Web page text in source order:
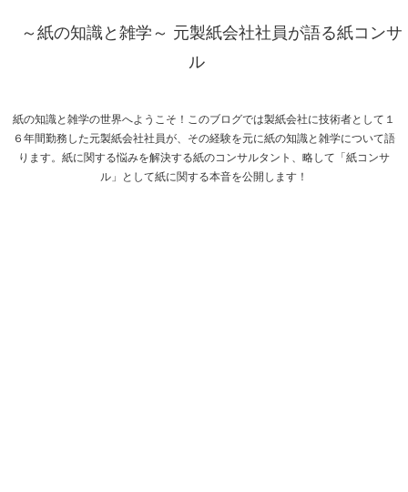
～紙の知識と雑学～ 元製紙会社社員が語る紙コンサ
ル
紙の知識と雑学の世界へようこそ！このブログでは製紙会社に技術者として１
６年間勤務した元製紙会社社員が、その経験を元に紙の知識と雑学について語
ります。紙に関する悩みを解決する紙のコンサルタント、略して「紙コンサ
ル」として紙に関する本音を公開します！